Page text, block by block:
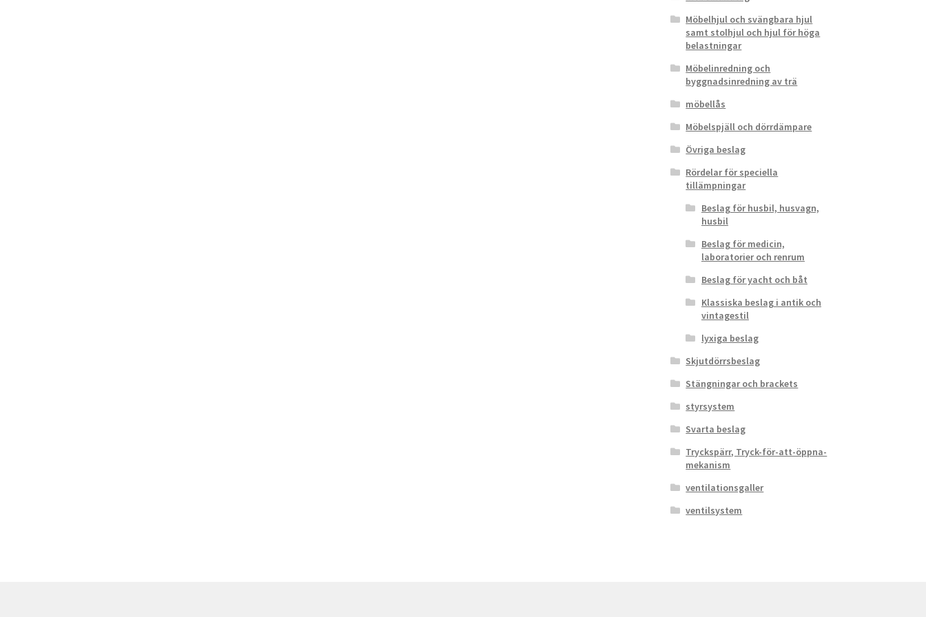
Möbelhjul och svängbara hjul
samt stolhjul och hjul för höga
belastningar
Möbelinredning och
byggnadsinredning av trä
möbellås
Möbelspjäll och dörrdämpare
Övriga beslag
Rördelar för speciella
tillämpningar
Beslag för husbil, husvagn,
husbil
Beslag för medicin,
laboratorier och renrum
Beslag för yacht och båt
Klassiska beslag i antik och
vintagestil
lyxiga beslag
Skjutdörrsbeslag
Stängningar och brackets
styrsystem
Svarta beslag
Tryckspärr, Tryck-för-att-öppna-
mekanism
ventilationsgaller
ventilsystem